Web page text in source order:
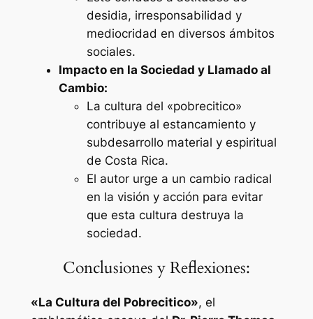
desidia, irresponsabilidad y
mediocridad en diversos ámbitos
sociales.
Impacto en la Sociedad y Llamado al
Cambio:
La cultura del «pobrecitico»
contribuye al estancamiento y
subdesarrollo material y espiritual
de Costa Rica.
El autor urge a un cambio radical
en la visión y acción para evitar
que esta cultura destruya la
sociedad.
Conclusiones y Reflexiones:
«La Cultura del Pobrecitico», el